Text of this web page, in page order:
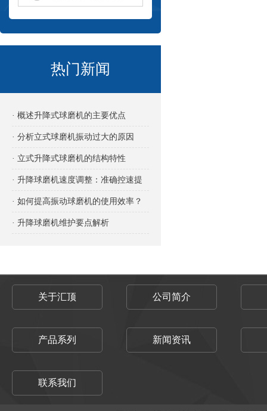
热门新闻
· 概述升降式球磨机的主要优点
· 分析立式球磨机振动过大的原因
· 立式升降式球磨机的结构特性
· 升降球磨机速度调整：准确控速提
效的关键
· 如何提高振动球磨机的使用效率？
· 升降球磨机维护要点解析
关于汇顶 公司简介
产品系列 新闻资讯
联系我们